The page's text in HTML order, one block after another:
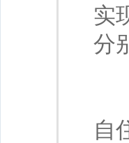
实
分
自